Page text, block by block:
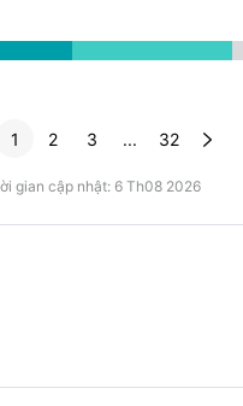
1 2 3 ... 32 
gian cập nhật: 6 Th08 2026